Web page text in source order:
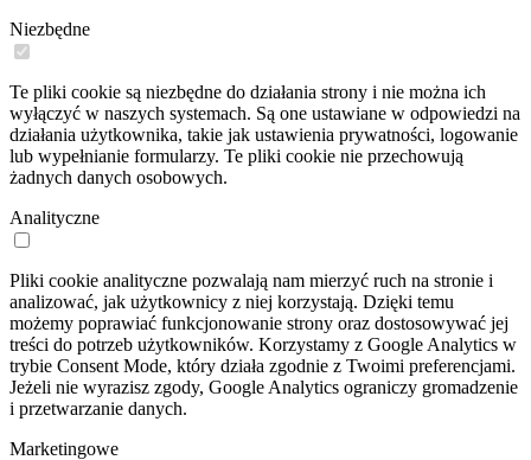
Niezbędne
Te pliki cookie są niezbędne do działania strony i nie można ich
wyłączyć w naszych systemach. Są one ustawiane w odpowiedzi na
działania użytkownika, takie jak ustawienia prywatności, logowanie
lub wypełnianie formularzy. Te pliki cookie nie przechowują
żadnych danych osobowych.
Analityczne
Pliki cookie analityczne pozwalają nam mierzyć ruch na stronie i
analizować, jak użytkownicy z niej korzystają. Dzięki temu
możemy poprawiać funkcjonowanie strony oraz dostosowywać jej
treści do potrzeb użytkowników. Korzystamy z Google Analytics w
trybie Consent Mode, który działa zgodnie z Twoimi preferencjami.
Jeżeli nie wyrazisz zgody, Google Analytics ograniczy gromadzenie
i przetwarzanie danych.
Marketingowe